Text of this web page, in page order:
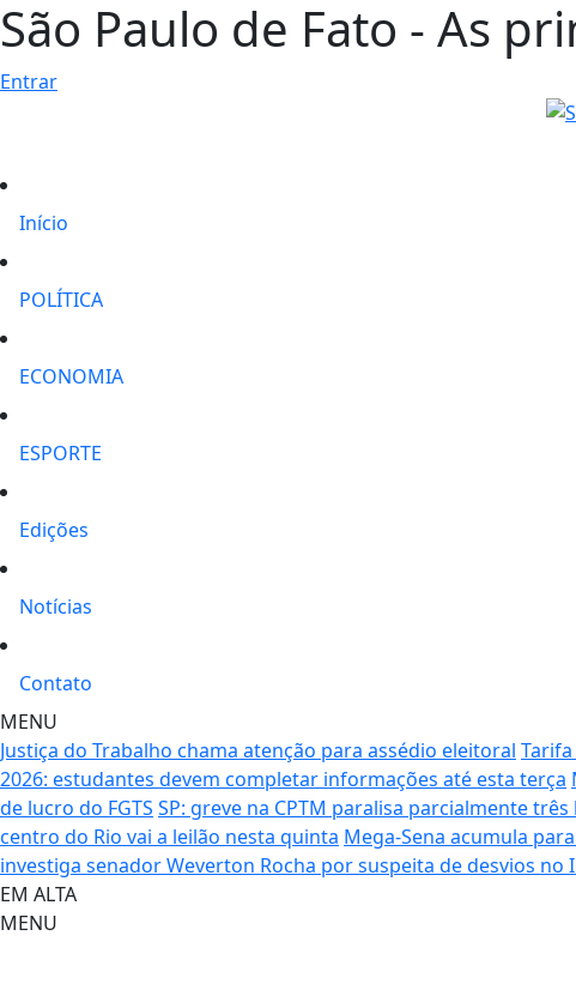
São Paulo de Fato - As
Entrar
Início
POLÍTICA
ECONOMIA
ESPORTE
Edições
Notícias
Contato
MENU
Justiça do Trabalho chama atenção para assédio eleitoral
2026: estudantes devem completar informações até esta terça
de lucro do FGTS SP: greve na CPTM paralisa parcialmente
centro do Rio vai a leilão nesta quinta Mega-Sena acumula
investiga senador Weverton Rocha por suspeita de desvios no
EM ALTA
MENU